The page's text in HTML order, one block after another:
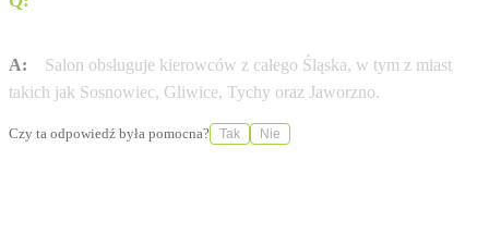
A:
Salon obsługuje kierowców z całego Śląska, w tym z miast
takich jak Sosnowiec, Gliwice, Tychy oraz Jaworzno.
Czy ta odpowiedź była pomocna? Tak Nie